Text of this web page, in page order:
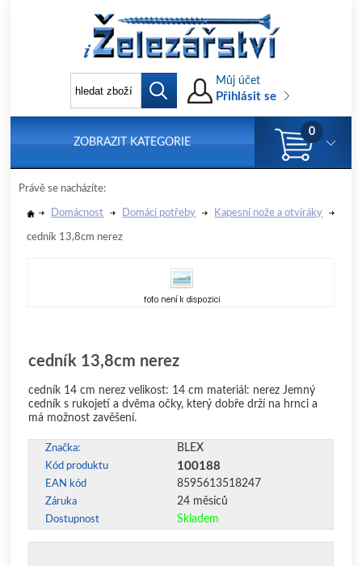
Můj účet
Přihlásit se
ZOBRAZIT KATEGORIE
0
Právě se nacházíte:
Domácnost Domácí potřeby Kapesní nože a otvíráky
cedník 13,8cm nerez
cedník 13,8cm nerez
cedník 14 cm nerez velikost: 14 cm materiál: nerez Jemný
cedník s rukojetí a dvěma očky, který dobře drží na hrnci a
má možnost zavěšení.
Značka: BLEX
Kód produktu 100188
EAN kód 8595613518247
Záruka 24 měsíců
Dostupnost Skladem